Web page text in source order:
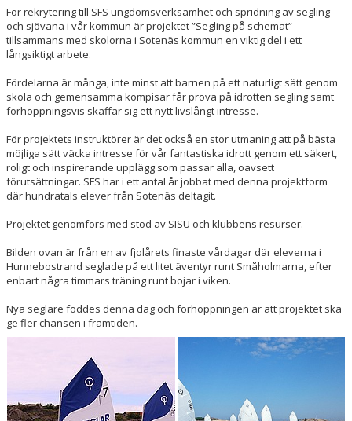
För rekrytering till SFS ungdomsverksamhet och spridning av segling
och sjövana i vår kommun är projektet ”Segling på schemat”
tillsammans med skolorna i Sotenäs kommun en viktig del i ett
långsiktigt arbete.
Fördelarna är många, inte minst att barnen på ett naturligt sätt genom
skola och gemensamma kompisar får prova på idrotten segling samt
förhoppningsvis skaffar sig ett nytt livslångt intresse.
För projektets instruktörer är det också en stor utmaning att på bästa
möjliga sätt väcka intresse för vår fantastiska idrott genom ett säkert,
roligt och inspirerande upplägg som passar alla, oavsett
förutsättningar. SFS har i ett antal år jobbat med denna projektform
där hundratals elever från Sotenäs deltagit.
Projektet genomförs med stöd av SISU och klubbens resurser.
Bilden ovan är från en av fjolårets finaste vårdagar där eleverna i
Hunnebostrand seglade på ett litet äventyr runt Småholmarna, efter
enbart några timmars träning runt bojar i viken.
Nya seglare föddes denna dag och förhoppningen är att projektet ska
ge fler chansen i framtiden.